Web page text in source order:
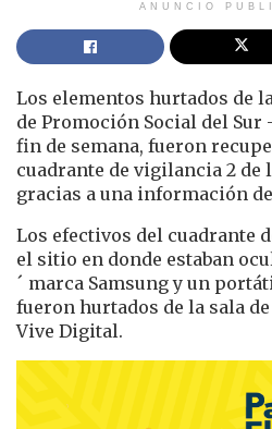
ANUNCIO
Los elementos hurtados de
de Promoción Social del
fin de semana, fueron
cuadrante de vigilancia 2 de
gracias a una información
Los efectivos del cuadrante
el sitio en donde estaban
´ marca Samsung y un
fueron hurtados de la sala
Vive Digital.